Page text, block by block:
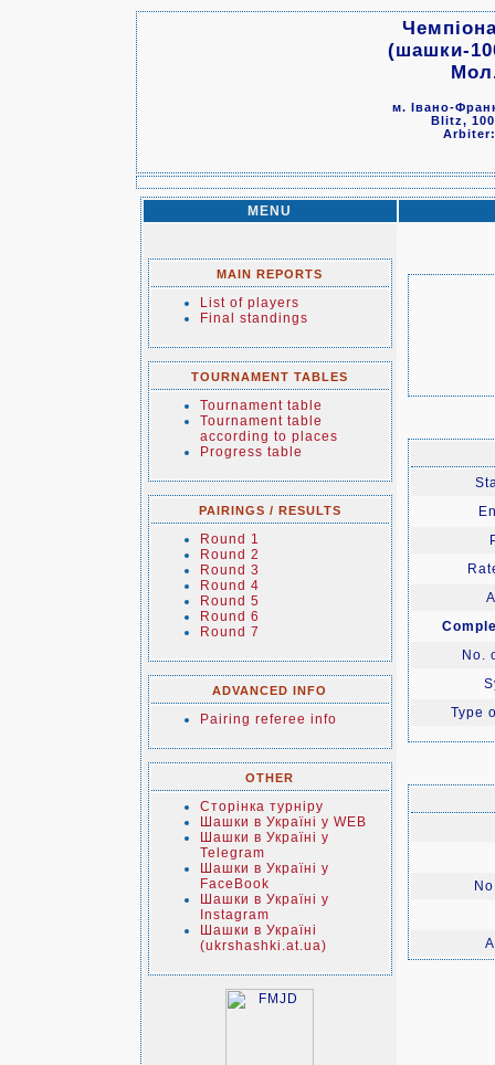
(шашки-
м. Івано-
Blitz,
MENU
MAIN REPORTS
List of players
Final standings
TOURNAMENT TABLES
Tournament table
Tournament table
according to places
Progress table
PAIRINGS / RESULTS
Round 1
Round 2
Round 3
Round 4
Round 5
Round 6
Round 7
ADVANCED INFO
Pairing referee info
OTHER
Сторінка турніру
Шашки в Україні у WEB
Шашки в Україні у
Telegram
Шашки в Україні у
FaceBook
Шашки в Україні у
Instagram
Шашки в Україні
(ukrshashki.at.ua)
No.
Type